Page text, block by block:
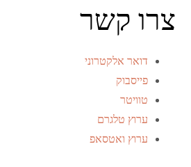
צרו קשר
דואר אלקטרוני
פייסבוק
טוויטר
ערוץ טלגרם
ערוץ ואטסאפ